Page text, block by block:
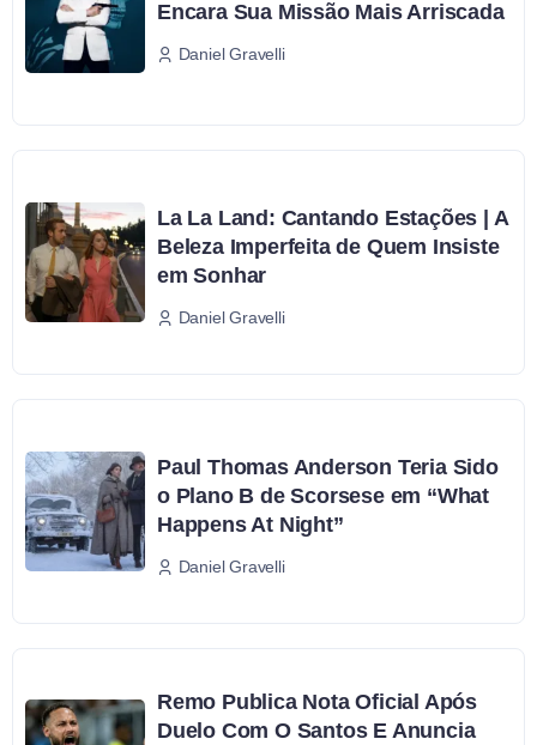
Encara Sua Missão Mais Arriscada
Daniel Gravelli
La La Land: Cantando Estações | A
Beleza Imperfeita de Quem Insiste
em Sonhar
Daniel Gravelli
Paul Thomas Anderson Teria Sido
o Plano B de Scorsese em “What
Happens At Night”
Daniel Gravelli
Remo Publica Nota Oficial Após
Duelo Com O Santos E Anuncia